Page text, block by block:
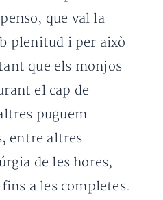
que val la
plenitud i per això
que els monjos
el cap de
puguem
entre altres
de les hores,
a les completes.